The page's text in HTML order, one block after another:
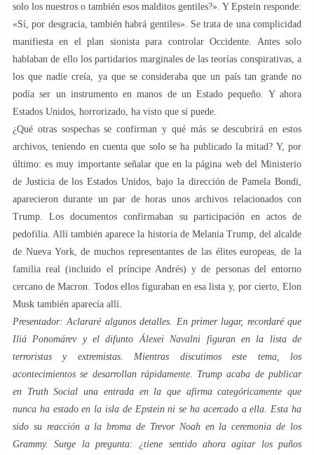
solo los nuestros o también esos malditos gentiles?». Y Epstein responde:
«Sí, por desgracia, también habrá gentiles». Se trata de una complicidad
manifiesta en el plan sionista para controlar Occidente. Antes solo
hablaban de ello los partidarios marginales de las teorías conspirativas, a
los que nadie creía, ya que se consideraba que un país tan grande no
podía ser un instrumento en manos de un Estado pequeño. Y ahora
Estados Unidos, horrorizado, ha visto que sí puede.
¿Qué otras sospechas se confirman y qué más se descubrirá en estos
archivos, teniendo en cuenta que solo se ha publicado la mitad? Y, por
último: es muy importante señalar que en la página web del Ministerio
de Justicia de los Estados Unidos, bajo la dirección de Pamela Bondi,
aparecieron durante un par de horas unos archivos relacionados con
Trump. Los documentos confirmaban su participación en actos de
pedofilia. Allí también aparece la historia de Melania Trump, del alcalde
de Nueva York, de muchos representantes de las élites europeas, de la
familia real (incluido el príncipe Andrés) y de personas del entorno
cercano de Macron. Todos ellos figuraban en esa lista y, por cierto, Elon
Musk también aparecía allí.
Presentador: Aclararé algunos detalles. En primer lugar, recordaré que
Iliá Ponomárev y el difunto Álexei Navalni figuran en la lista de
terroristas y extremistas. Mientras discutimos este tema, los
acontecimientos se desarrollan rápidamente. Trump acaba de publicar
en Truth Social una entrada en la que afirma categóricamente que
nunca ha estado en la isla de Epstein ni se ha acercado a ella. Esta ha
sido su reacción a la broma de Trevor Noah en la ceremonia de los
Grammy. Surge la pregunta: ¿tiene sentido ahora agitar los puños